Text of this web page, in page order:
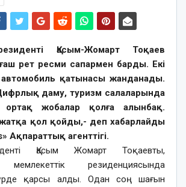
Қасым-Жомарт Тоқаев
рет ресми сапармен барды. Екі
қатынасы жанданады.
даму, туризм салаларында
ортақ жобалар қолға алынбақ.
қол қойды,- деп хабарлайды
Ақпараттық агенттігі.
Қасым Жомарт Тоқаевты,
резиденциясында
қарсы алды. Одан соң шағын